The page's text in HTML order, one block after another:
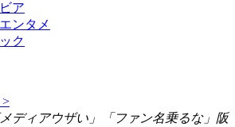
ア
ンタメ
ク
>
ディアウザい」「ファン名乗るな」阪